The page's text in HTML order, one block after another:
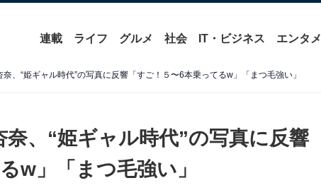
連載 ライフ グルメ 社会 IT・ビジネス エンタメ
奈、“姫ギャル時代”の写真に反響「すご！５〜6本乗ってるw」「まつ毛強い」
奈、“姫ギャル時代”の写真に反響
w」「まつ毛強い」